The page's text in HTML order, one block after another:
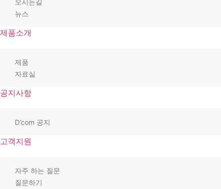
뉴스
제품소개
제품
자료실
공지사항
D’com 공지
고객지원
자주 하는 질문
질문하기